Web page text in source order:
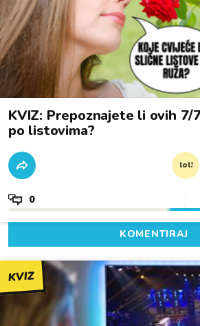
KVIZ: Prepoznajete li ovih 7/
po listovima?
lol!
0
KOMENTIRAJ
KVIZ